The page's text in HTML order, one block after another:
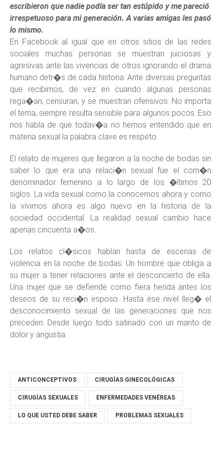
escribieron que nadie podía ser tan estúpido y me pareció
irrespetuoso para mi generación. A varias amigas les pasó
lo mismo.
En Facebook al igual que en otros sitios de las redes
sociales muchas personas se muestran juiciosas y
agresivas ante las vivencias de otros ignorando el drama
humano detr�s de cada historia. Ante diversas preguntas
que recibimos, de vez en cuando algunas personas
rega�an, censuran, y se muestran ofensivos. No importa
el tema, siempre resulta sensible para algunos pocos. Eso
nos habla de que todav�a no hemos entendido que en
materia sexual la palabra clave es respeto.
El relato de mujeres que llegaron a la noche de bodas sin
saber lo que era una relaci�n sexual fue el com�n
denominador femenino a lo largo de los �ltimos 20
siglos. La vida sexual como la conocemos ahora y como
la vivimos ahora es algo nuevo en la historia de la
sociedad occidental. La realidad sexual cambio hace
apenas cincuenta a�os.
Los relatos cl�sicos hablan hasta de escenas de
violencia en la noche de bodas. Un hombre que obliga a
su mujer a tener relaciones ante el desconcierto de ella.
Una mujer que se defiende como fiera herida antes los
deseos de su reci�n esposo. Hasta ese nivel lleg� el
desconocimiento sexual de las generaciones que nos
preceden. Desde luego todo satinado con un manto de
dolor y angustia.
ANTICONCEPTIVOS CIRUGÍAS GINECOLÓGICAS
CIRUGÍAS SEXUALES ENFERMEDADES VENÉREAS
LO QUE USTED DEBE SABER PROBLEMAS SEXUALES